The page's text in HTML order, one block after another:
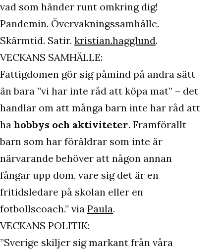
vad som händer runt omkring dig!
Pandemin. Övervakningssamhälle.
Skärmtid. Satir. kristian.hagglund.
VECKANS SAMHÄLLE:
Fattigdomen gör sig påmind på andra sätt
än bara ”vi har inte råd att köpa mat” – det
handlar om att många barn inte har råd att
ha hobbys och aktiviteter. Framförallt
barn som har föräldrar som inte är
närvarande behöver att någon annan
fångar upp dom, vare sig det är en
fritidsledare på skolan eller en
fotbollscoach.” via Paula.
VECKANS POLITIK:
”Sverige skiljer sig markant från våra